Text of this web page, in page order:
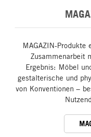
MAGAZIN-Produkte
Zusammenarbeit
Ergebnis: Möbel
gestalterische und
von Konventionen –